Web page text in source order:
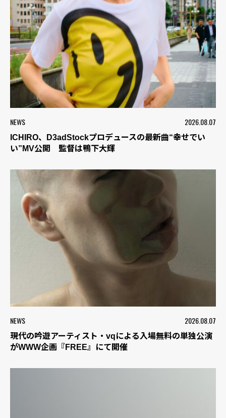
NEWS 2026.08.07
ICHIRO、D3adStockプロデュースの最新曲“幸せでい
い”MV公開 監督は鴨下大輝
NEWS 2026.08.07
現代の吟遊アーティスト・vqによる入場無料の単独公演
がWWW企画『FREE』にて開催